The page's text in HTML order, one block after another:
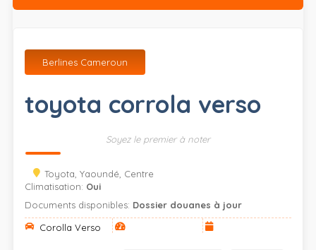
Berlines Cameroun
toyota corrola verso
Soyez le premier à noter
Toyota, Yaoundé, Centre
Climatisation: Oui
Documents disponibles: Dossier douanes à jour
Corolla Verso